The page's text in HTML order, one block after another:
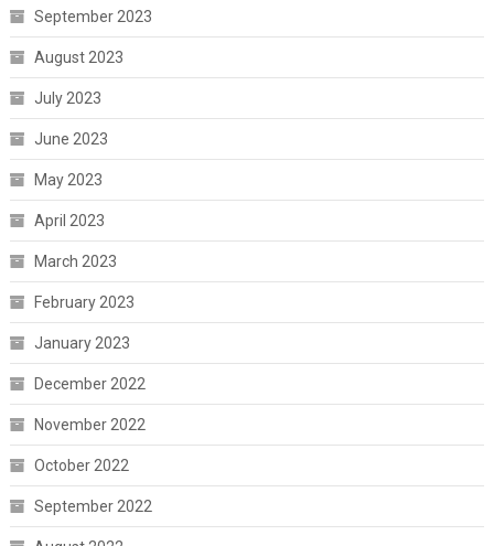
September 2023
August 2023
July 2023
June 2023
May 2023
April 2023
March 2023
February 2023
January 2023
December 2022
November 2022
October 2022
September 2022